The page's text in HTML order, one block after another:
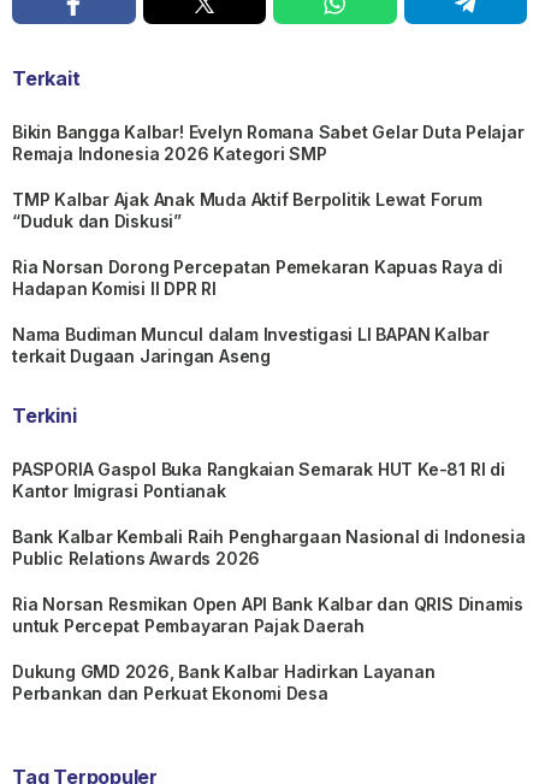
Terkait
Bikin Bangga Kalbar! Evelyn Romana Sabet Gelar Duta Pelajar
Remaja Indonesia 2026 Kategori SMP
TMP Kalbar Ajak Anak Muda Aktif Berpolitik Lewat Forum
“Duduk dan Diskusi”
Ria Norsan Dorong Percepatan Pemekaran Kapuas Raya di
Hadapan Komisi II DPR RI
Nama Budiman Muncul dalam Investigasi LI BAPAN Kalbar
terkait Dugaan Jaringan Aseng
Terkini
PASPORIA Gaspol Buka Rangkaian Semarak HUT Ke-81 RI di
Kantor Imigrasi Pontianak
Bank Kalbar Kembali Raih Penghargaan Nasional di Indonesia
Public Relations Awards 2026
Ria Norsan Resmikan Open API Bank Kalbar dan QRIS Dinamis
untuk Percepat Pembayaran Pajak Daerah
Dukung GMD 2026, Bank Kalbar Hadirkan Layanan
Perbankan dan Perkuat Ekonomi Desa
Tag Terpopuler